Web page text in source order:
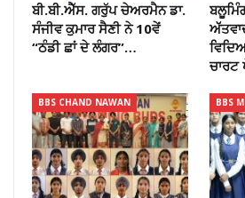
ਬੀ.ਬੀ.ਐੱਸ. ਗਰੁੱਪ ਚੇਅਰਮੈਨ ਡਾ.
ਸੰਜੀਵ ਕੁਮਾਰ ਸੈਣੀ ਨੇ 10ਵੇਂ
“ਠੰਡੀ ਛਾਂ ਦੇ ਲੰਗਰ”…
ਚਾਰਟ
BBS CHAND NAWAN BBS